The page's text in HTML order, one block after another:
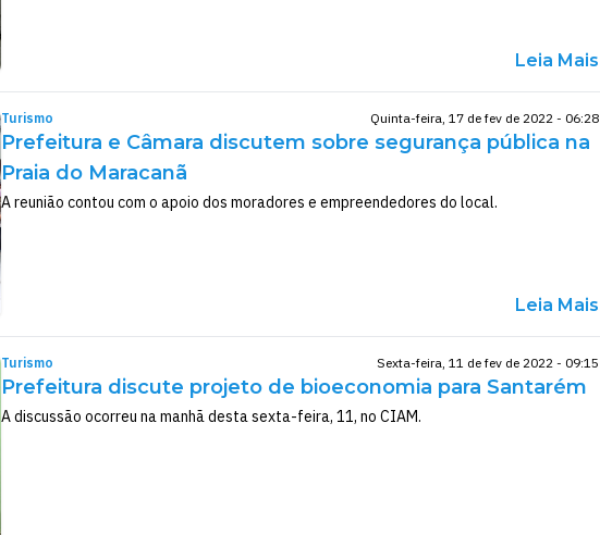
Leia Mais
Turismo Quinta-feira, 17 de fev de 2022 - 06:28
Prefeitura e Câmara discutem sobre segurança pública na
Praia do Maracanã
A reunião contou com o apoio dos moradores e empreendedores do local.
Leia Mais
Turismo Sexta-feira, 11 de fev de 2022 - 09:15
Prefeitura discute projeto de bioeconomia para Santarém
A discussão ocorreu na manhã desta sexta-feira, 11, no CIAM.